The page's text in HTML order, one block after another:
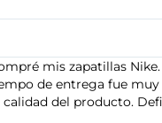
mis zapatillas
de entrega fue
del producto.